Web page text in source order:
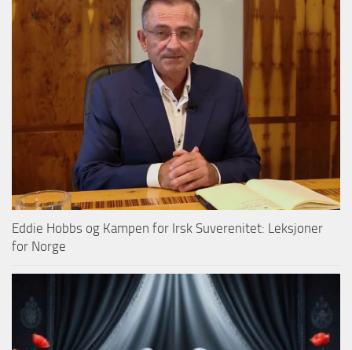
Eddie Hobbs og Kampen for Irsk Suverenitet: Leksjoner
for Norge